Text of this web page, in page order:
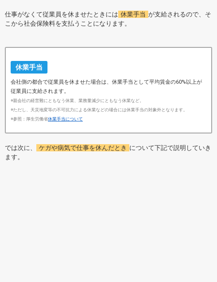
仕事がなくて従業員を休ませたときには 休業手当 が支給されるので、そ
こから社会保険料を支払うことになります。
休業手当
会社側の都合で従業員を休ませた場合は、休業手当として平均賃金の60%以上が
従業員に支給されます。
※親会社の経営難にともなう休業、業務量減少にともなう休業など。
※ただし、天災地変等の不可抗力による休業などの場合には休業手当の対象外となります。
※参照：厚生労働省休業手当について
では次に、 ケガや病気で仕事を休んだとき について下記で説明していき
ます。